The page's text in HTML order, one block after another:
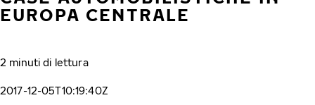
EUROPA CENTRALE
2 minuti di lettura
2017-12-05T10:19:40Z